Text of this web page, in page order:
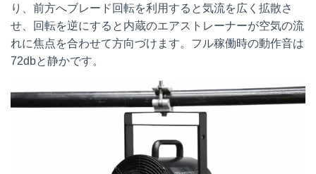
り、前方へブレード回転を利用すると気流を広く拡散さ
せ、回転を逆にすると内蔵のエアストレーナーが空気の流
れに焦点を合わせて方向づけます。フル稼働時の動作音は
72dbと静かです。